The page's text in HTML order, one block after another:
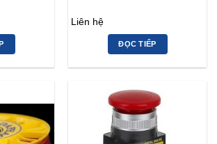
Liên hệ
ĐỌC TIẾP